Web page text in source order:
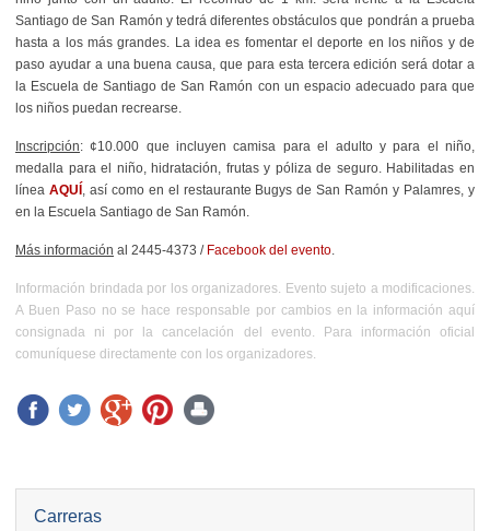
Carreras
Santiago de San Ramón y tedrá diferentes obstáculos que pondrán a prueba
hasta a los más grandes. La idea es fomentar el deporte en los niños y de
paso ayudar a una buena causa, que para esta tercera edición será dotar a
la Escuela de Santiago de San Ramón con un espacio adecuado para que
los niños puedan recrearse.
Inscripción: ¢10.000 que incluyen camisa para el adulto y para el niño,
medalla para el niño, hidratación, frutas y póliza de seguro. Habilitadas en
línea AQUÍ, así como en el restaurante Bugys de San Ramón y Palamres, y
en la Escuela Santiago de San Ramón.
Más información al 2445-4373 / Facebook del evento
Información brindada por los organizadores. Evento sujeto a modificaciones.
A Buen Paso no se hace responsable por cambios en la información aquí
consignada ni por la cancelación del evento. Para información oficial
comuníquese directamente con los organizadores.